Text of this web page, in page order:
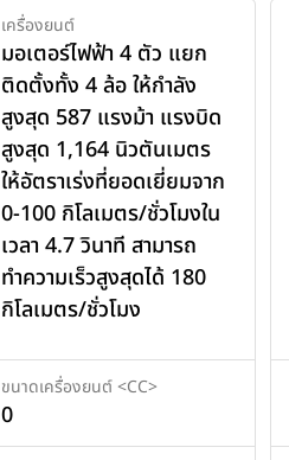
เครื่องยนต์
มอเตอร์ไฟฟ้า 4 ตัว แยก
ติดตั้งทั้ง 4 ล้อ ให้กำลัง
สูงสุด 587 แรงม้า แรงบิด
สูงสุด 1,164 นิวตันเมตร
ให้อัตราเร่งที่ยอดเยี่ยมจาก
0-100 กิโลเมตร/ชั่วโมงใน
เวลา 4.7 วินาที สามารถ
ทำความเร็วสูงสุดได้ 180
กิโลเมตร/ชั่วโมง
ขนาดเครื่องยนต์ <CC>
0